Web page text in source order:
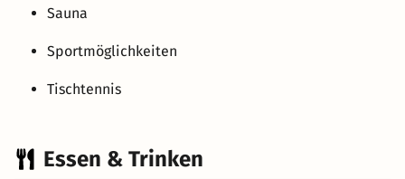
Sauna
Sportmöglichkeiten
Tischtennis
Essen & Trinken